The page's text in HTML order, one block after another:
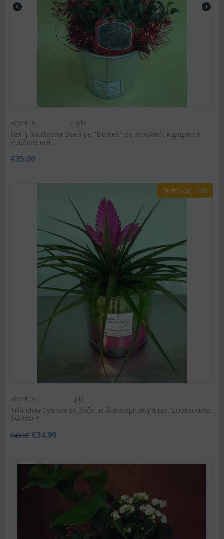
ΚΩΔΙΚΟΣ: chpl6
Ilex ή Gaultheria φυτό με "Berries" σε μεταλικό, κεραμικό ή
γυάλινο ποτ.
€35.00
Έκπτωση 13%
ΚΩΔΙΚΟΣ: Hpl2
Tillandsia Cyanea σε βάζο με διακοσμητική άμμο. Συσκευασία
δώρου !!!
€40.00 €34.99